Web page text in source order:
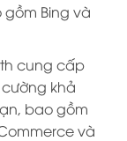
Bing và
cung cấp
khả
bao gồm
và